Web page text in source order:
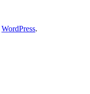
WordPress.